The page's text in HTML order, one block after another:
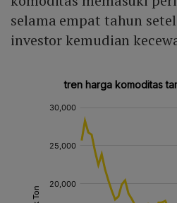
selama empat tahun
investor kemudian